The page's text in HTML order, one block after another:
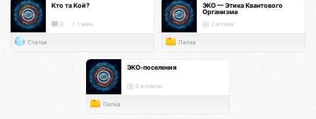
Кто та Кой?
0 < 1 мин.
Статья
ЭКО — Этика Квантового
Организма
2 атома
Папка
ЭКО-поселения
0 атомов
Папка